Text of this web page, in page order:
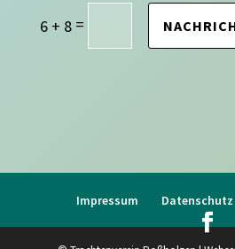
6 + 8 =
Impressum Datenschutz